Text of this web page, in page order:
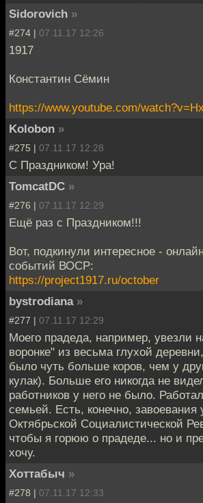
Sidorovich »
#274 | 07.11.17 12:26
1917
Константин Сёмин
https://www.youtube.com/
Kolobon »
#275 | 07.11.17 12:28
С Праздником! Ура!
TomcatDC »
#276 | 07.11.17 12:29
Ещё раз с Праздником!!!
Вот, подкинули интересное -
событий ВОСР:
https://project1917.ru/october
bystrodiana »
#277 | 07.11.17 12:29
Моего прадеда, например, увезли
воронке" из весьма глухой
было чуть больше коров, чем у
кулак). Больше его никогда не
работников у него не было.
семьей. Есть, конечно, завоевания
Октябрьской Социалистической
чтобы я горюю о прадеде... но и
хочу.
Хоттабыч »
#278 | 07.11.17 12:33